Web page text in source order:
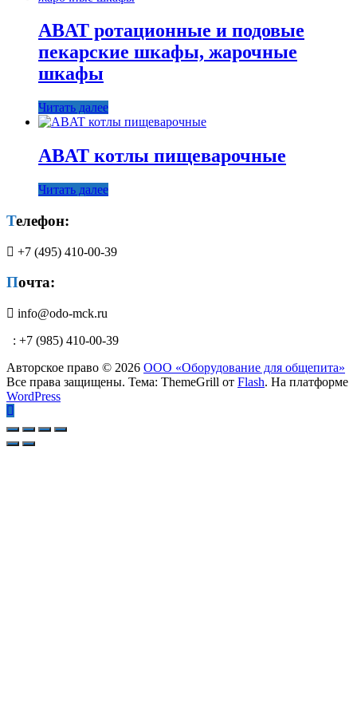
ABAT ротационные и подовые
пекарские шкафы, жарочные
шкафы
Читать далее
ABAT котлы пищеварочные
Читать далее
Телефон:
+7 (495) 410-00-39
Почта:
info@odo-mck.ru
: +7 (985) 410-00-39
Авторское право © 2026 ООО «Оборудование для общепита»
Все права защищены. Тема: ThemeGrill от Flash. На платформе
WordPress